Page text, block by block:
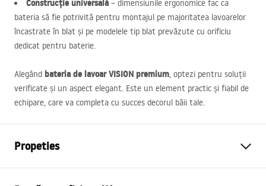
Construcție universală – dimensiunile ergonomice fac ca
bateria să fie potrivită pentru montajul pe majoritatea lavoarelor
încastrate în blat și pe modelele tip blat prevăzute cu orificiu
dedicat pentru baterie.
Alegând bateria de lavoarVISION premium, optezi pentru soluții
verificate și un aspect elegant. Este un element practic și fiabil de
echipare, care va completa cu succes decorul băii tale.
Propeties